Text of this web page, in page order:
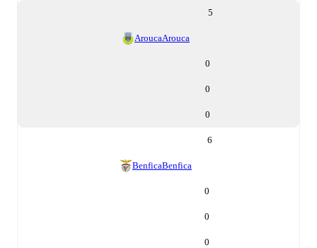
5
AroucaArouca
0
0
0
6
BenficaBenfica
0
0
0